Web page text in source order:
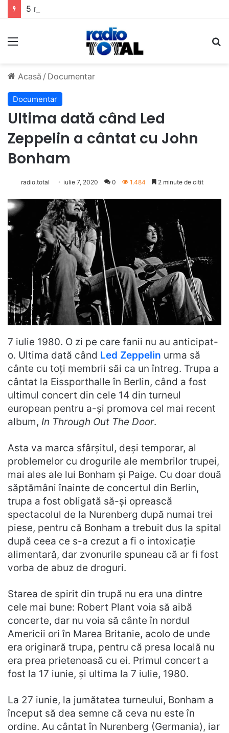
Meniu
Acasă / Documentar
Documentar
Ultima dată când Led
Zeppelin a cântat cu John
Bonham
radio.total iulie 7, 2020 0 1.484 2 minute de citit
7 iulie 1980. O zi pe care fanii nu au anticipat-
o. Ultima dată când Led Zeppelin urma să
cânte cu toți membrii săi ca un întreg. Trupa a
cântat la Eissporthalle în Berlin, când a fost
ultimul concert din cele 14 din turneul
european pentru a-și promova cel mai recent
album, In Through Out The Door.
Asta va marca sfârșitul, deși temporar, al
problemelor cu drogurile ale membrilor trupei,
mai ales ale lui Bonham și Paige. Cu doar două
săptămâni înainte de concertul din Berlin,
trupa a fost obligată să-și oprească
spectacolul de la Nurenberg după numai trei
piese, pentru că Bonham a trebuit dus la spital
după ceea ce s-a crezut a fi o intoxicație
alimentară, dar zvonurile spuneau că ar fi fost
vorba de abuz de droguri.
Starea de spirit din trupă nu era una dintre
cele mai bune: Robert Plant voia să aibă
concerte, dar nu voia să cânte în nordul
Americii ori în Marea Britanie, acolo de unde
era originară trupa, pentru că presa locală nu
era prea prietenoasă cu ei. Primul concert a
fost la 17 iunie, și ultima la 7 iulie, 1980.
La 27 iunie, la jumătatea turneului, Bonham a
început să dea semne că ceva nu este în
ordine. Au cântat în Nurenberg (Germania), iar